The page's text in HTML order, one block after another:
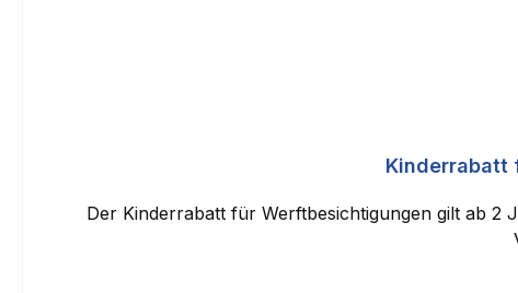
Durchschnittliche Bewertung von 0 von 5 Sternen
Kinderrabatt
Der Kinderrabatt für Werftbesichtigungen gilt ab 2